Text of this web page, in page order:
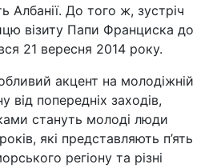
Албанії. До того ж, зустріч
візиту Папи Франциска до
21 вересня 2014 року.
акцент на молодіжній
від попередніх заходів,
стануть молоді люди
які представляють п’ять
регіону та різні